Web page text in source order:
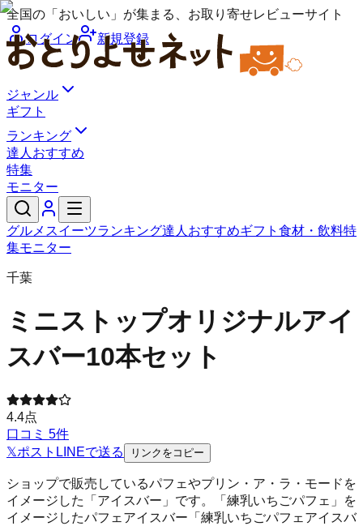
全国の「おいしい」が集まる、お取り寄せレビューサイト
ログイン
新規登録
ジャンル
ギフト
ランキング
達人おすすめ
特集
モニター
グルメ スイーツランキング達人おすすめギフト 食材・飲料特
集モニター
千葉
ミニストップオリジナルアイ
スバー10本セット
4.4点
口コミ 5件
𝕏ポスト LINEで送る リンクをコピー
ショップで販売しているパフェやプリン・ア・ラ・モードを
イメージした「アイスバー」です。「練乳いちごパフェ」を
イメージしたパフェアイスバー「練乳いちごパフェアイスバ